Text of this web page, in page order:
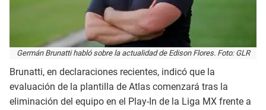
Germán Brunatti habló sobre la actualidad de Edison Flores. Foto: GLR
Brunatti, en declaraciones recientes, indicó que la
evaluación de la plantilla de Atlas comenzará tras la
eliminación del equipo en el Play-In de la Liga MX frente a